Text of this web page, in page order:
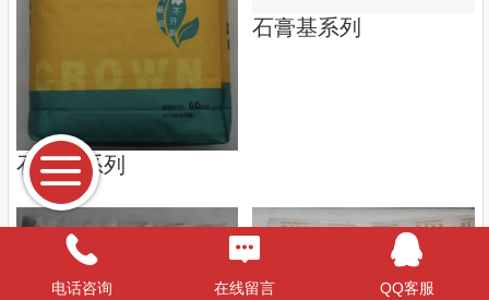
石膏基系列
石膏基系列
电话咨询 在线留言 QQ客服